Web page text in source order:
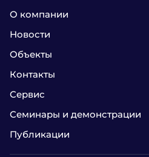
О компании
Новости
Объекты
Контакты
Сервис
Семинары и демонстрации
Публикации